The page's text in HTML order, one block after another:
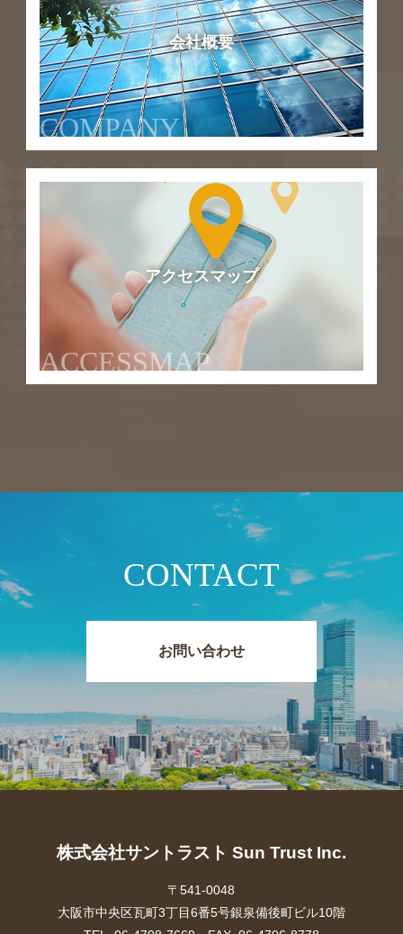
会社概要
COMPANY
アクセスマップ
ACCESSMAP
CONTACT
お問い合わせ
株式会社サントラスト Sun Trust Inc.
〒541-0048
大阪市中央区瓦町3丁目6番5号銀泉備後町ビル10階